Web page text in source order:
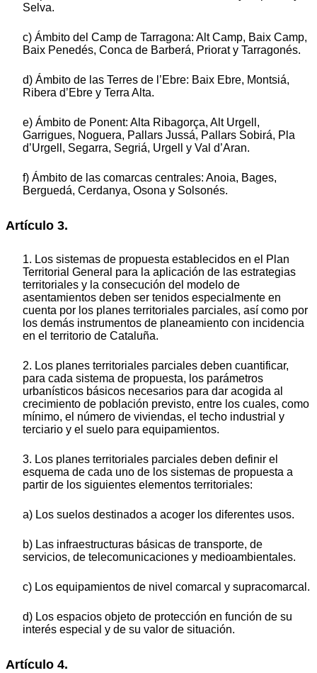
Selva.
c) Ámbito del Camp de Tarragona: Alt Camp, Baix Camp,
Baix Penedés, Conca de Barberá, Priorat y Tarragonés.
d) Ámbito de las Terres de l’Ebre: Baix Ebre, Montsiá,
Ribera d’Ebre y Terra Alta.
e) Ámbito de Ponent: Alta Ribagorça, Alt Urgell,
Garrigues, Noguera, Pallars Jussá, Pallars Sobirá, Pla
d’Urgell, Segarra, Segriá, Urgell y Val d’Aran.
f) Ámbito de las comarcas centrales: Anoia, Bages,
Berguedá, Cerdanya, Osona y Solsonés.
Artículo 3.
1. Los sistemas de propuesta establecidos en el Plan
Territorial General para la aplicación de las estrategias
territoriales y la consecución del modelo de
asentamientos deben ser tenidos especialmente en
cuenta por los planes territoriales parciales, así como por
los demás instrumentos de planeamiento con incidencia
en el territorio de Cataluña.
2. Los planes territoriales parciales deben cuantificar,
para cada sistema de propuesta, los parámetros
urbanísticos básicos necesarios para dar acogida al
crecimiento de población previsto, entre los cuales, como
mínimo, el número de viviendas, el techo industrial y
terciario y el suelo para equipamientos.
3. Los planes territoriales parciales deben definir el
esquema de cada uno de los sistemas de propuesta a
partir de los siguientes elementos territoriales:
a) Los suelos destinados a acoger los diferentes usos.
b) Las infraestructuras básicas de transporte, de
servicios, de telecomunicaciones y medioambientales.
c) Los equipamientos de nivel comarcal y supracomarcal.
d) Los espacios objeto de protección en función de su
interés especial y de su valor de situación.
Artículo 4.